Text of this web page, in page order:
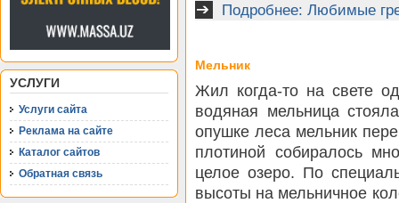
УСЛУГИ
Услуги сайта
Реклама на сайте
Каталог сайтов
Обратная связь
Подробнее: Любимые
Мельник
Жил когда-то на свете
водяная мельница
опушке леса мельник
плотиной собиралось
целое озеро. По
высоты на мельничное